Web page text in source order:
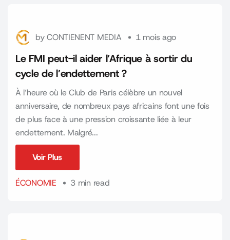
byCONTIENENT MEDIA 1 mois ago
Le FMI peut-il aider l’Afrique à sortir du
cycle de l’endettement ?
À l’heure où le Club de Paris célèbre un nouvel
anniversaire, de nombreux pays africains font une fois
de plus face à une pression croissante liée à leur
endettement. Malgré...
Voir Plus
ÉCONOMIE
3 min read